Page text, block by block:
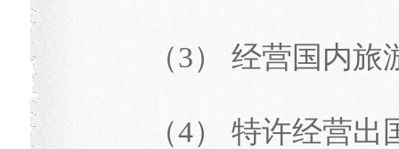
（3） 经营国内旅
（4） 特许经营出